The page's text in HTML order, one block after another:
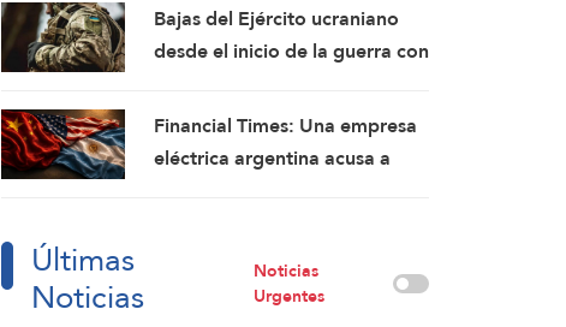
Bajas del Ejército ucraniano
desde el inicio de la guerra con
Rusia
Financial Times: Una empresa
eléctrica argentina acusa a
Últimas
Noticias
Noticias
Urgentes